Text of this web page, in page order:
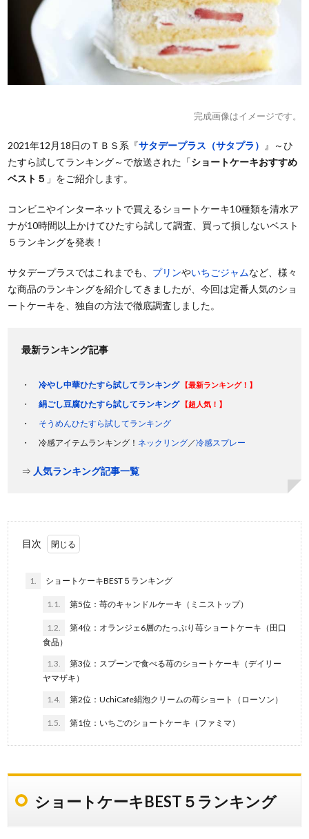
完成画像はイメージです。
2021年12月18日のＴＢＳ系『サタデープラス（サタプラ）
』～ひ
たすら試してランキング～で放送された「ショートケーキおすすめ
ベスト５ 」をご紹介します。
コンビニやインターネットで買えるショートケーキ10種類を清水ア
ナが10時間以上かけてひたすら試して調査、買って損しないベスト
５ランキングを発表！
サタデープラスではこれまでも、 プリンやいちごジャムなど、様々
な商品のランキングを紹介してきましたが、今回は定番人気のショ
ートケーキを、独自の方法で徹底調査しました。
最新ランキング記事
冷やし中華ひたすら試してランキング 【最新ランキング！】
絹ごし豆腐ひたすら試してランキング 【超人気！】
そうめんひたすら試してランキング
冷感アイテムランキング！ ネックリング ／冷感スプレー
⇒ 人気ランキング記事一覧
目次
1. ショートケーキBEST５ランキング
1.1. 第5位：苺のキャンドルケーキ（ミニストップ）
1.2.
第4位：オランジェ6層のたっぷり苺ショートケーキ（田口
食品）
1.3.
第3位：スプーンで食べる苺のショートケーキ（デイリー
ヤマザキ）
1.4. 第2位：UchiCafe絹泡クリームの苺ショート（ローソン）
1.5. 第1位：いちごのショートケーキ（ファミマ）
ショートケーキBEST５ランキング